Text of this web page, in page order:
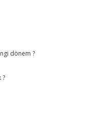
dönem ?
?